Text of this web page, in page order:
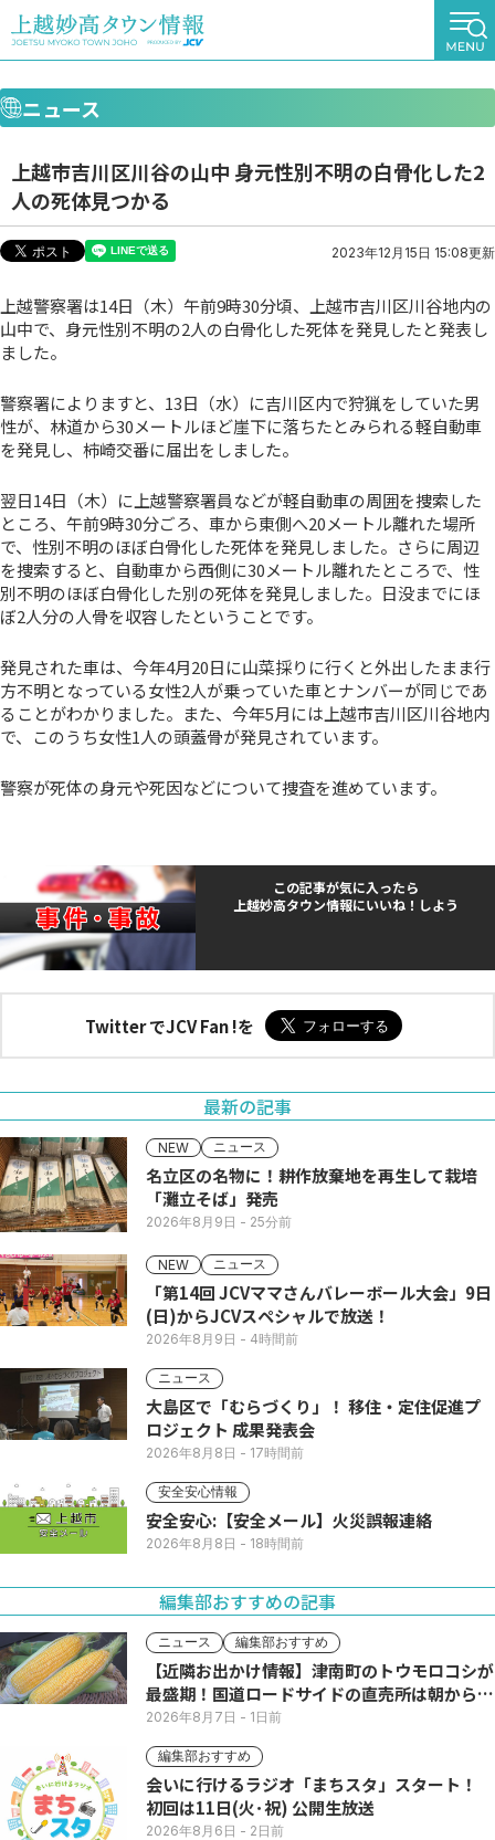
ニュース
上越市吉川区川谷の山中 身元性別不明の白骨化した2
人の死体見つかる
2023年12月15日 15:08更新
上越警察署は14日（木）午前9時30分頃、上越市吉川区川谷地内の
山中で、身元性別不明の2人の白骨化した死体を発見したと発表し
ました。
警察署によりますと、13日（水）に吉川区内で狩猟をしていた男
性が、林道から30メートルほど崖下に落ちたとみられる軽自動車
を発見し、柿崎交番に届出をしました。
翌日14日（木）に上越警察署員などが軽自動車の周囲を捜索した
ところ、午前9時30分ごろ、車から東側へ20メートル離れた場所
で、性別不明のほぼ白骨化した死体を発見しました。さらに周辺
を捜索すると、自動車から西側に30メートル離れたところで、性
別不明のほぼ白骨化した別の死体を発見しました。日没までにほ
ぼ2人分の人骨を収容したということです。
発見された車は、今年4月20日に山菜採りに行くと外出したまま行
方不明となっている女性2人が乗っていた車とナンバーが同じであ
ることがわかりました。また、今年5月には上越市吉川区川谷地内
で、このうち女性1人の頭蓋骨が発見されています。
警察が死体の身元や死因などについて捜査を進めています。
この記事が気に入ったら
上越妙高タウン情報にいいね！しよう
Twitter でJCV Fan !を
最新の記事
NEW ニュース
名立区の名物に！耕作放棄地を再生して栽培
「灘立そば」発売
2026年8月9日 - 25分前
NEW ニュース
「第14回 JCVママさんバレーボール大会」9日
(日)からJCVスペシャルで放送！
2026年8月9日 - 4時間前
ニュース
大島区で「むらづくり」！ 移住・定住促進プ
ロジェクト 成果発表会
2026年8月8日 - 17時間前
安全安心情報
安全安心:【安全メール】火災誤報連絡
2026年8月8日 - 18時間前
編集部おすすめの記事
ニュース 編集部おすすめ
【近隣お出かけ情報】津南町のトウモロコシが
最盛期！国道ロードサイドの直売所は朝から長
い列
2026年8月7日 - 1日前
編集部おすすめ
会いに行けるラジオ「まちスタ」スタート！
初回は11日(火･祝) 公開生放送
2026年8月6日 - 2日前